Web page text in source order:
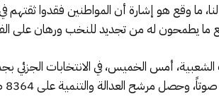
ما وقع هو إشارة أن المواطنين فقدوا
ما يطمحون له من تجديد للنخب ورهان على